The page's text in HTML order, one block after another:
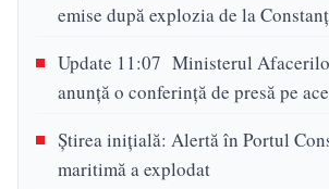
emise după explozia de la
Update 11:07 Ministerul
anunţă o conferinţă de presă pe
Știrea inițială: Alertă în Portul
maritimă a explodat